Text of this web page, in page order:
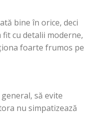
bine în orice, deci
cu detalii moderne,
foarte frumos pe
să evite
nu simpatizează